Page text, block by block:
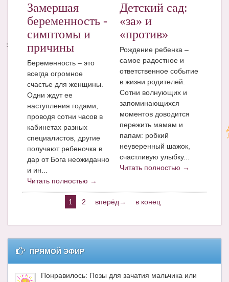
Замершая
беременность -
симптомы и
причины
Беременность – это
всегда огромное
счастье для женщины.
Одни ждут ее
наступления годами,
проводя сотни часов в
кабинетах разных
специалистов, другие
получают ребеночка в
дар от Бога неожиданно
и ин...
Читать полностью →
Детский сад:
«за» и
«против»
Рождение ребенка –
самое радостное и
ответственное событие
в жизни родителей.
Сотни волнующих и
запоминающихся
моментов доводится
пережить мамам и
папам: робкий
неуверенный шажок,
счастливую улыбку...
Читать полностью →
1 2 вперёд→ в конец
ПРЯМОЙ ЭФИР
Понравилось: Позы для зачатия мальчика или